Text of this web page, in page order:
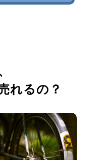
れるの？